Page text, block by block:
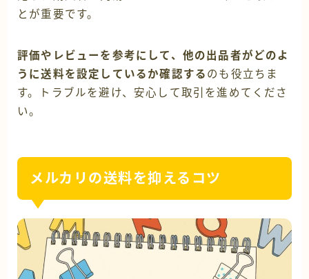
とが重要です。
評価やレビューを参考にして、他の出品者がどのよ
うに送料を設定しているか確認する のも役立ちま
す。トラブルを避け、安心して取引を進めてくださ
い。
メルカリの送料を抑えるコツ